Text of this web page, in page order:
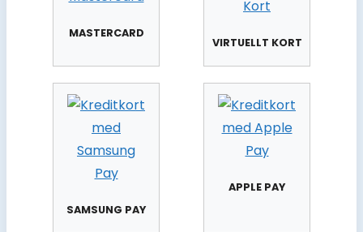
MASTERCARD
VIRTUELLT KORT
SAMSUNG PAY
APPLE PAY